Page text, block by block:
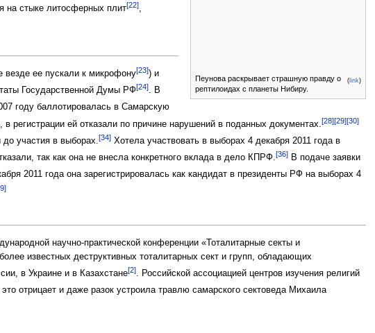
( link)
Пеунова раскрывает страшную правду о
рептилоидах с планеты Нибиру.
на стыке литосферных плит[22],
везде ее пускали к микрофону[23]) и
Государственной Думы РФ[24]. В
году баллотировалась в Самарскую
в регистрации ей отказали по причине нарушений в поданных документах.[28][29][30]
участия в выборах.[34]Хотела участвовать в выборах 4 декабря 2011 года в
так как она не внесла конкретного вклада в дело КПРФ.[36]В подаче заявки
2011 года она зарегистрировалась как кандидат в президенты РФ на выборах 4
научно-практической конференции «Тоталитарные секты и
известных деструктивных тоталитарных сект и групп, обладающих
в Украине и в Казахстане[2]. Российской ассоциацией центров изучения религий
отрицает и даже разок устроила травлю самарского сектоведа Михаила